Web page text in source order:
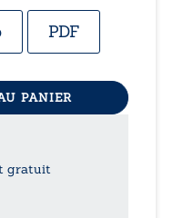
de
PDF
PANIER
gratuit